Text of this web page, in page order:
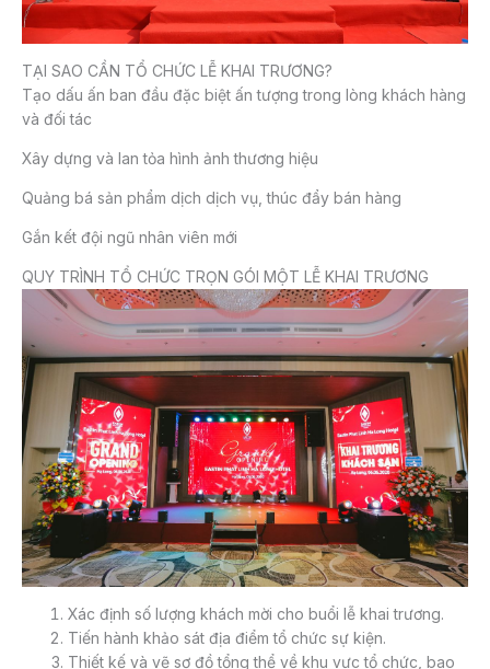
TẠI SAO CẦN TỔ CHỨC LỄ KHAI TRƯƠNG?
Tạo dấu ấn ban đầu đặc biệt ấn tượng trong lòng khách hàng
và đối tác
Xây dựng và lan tỏa hình ảnh thương hiệu
Quảng bá sản phẩm dịch dịch vụ, thúc đẩy bán hàng
Gắn kết đội ngũ nhân viên mới
QUY TRÌNH TỔ CHỨC TRỌN GÓI MỘT LỄ KHAI TRƯƠNG
Xác định số lượng khách mời cho buổi lễ khai trương.
Tiến hành khảo sát địa điểm tổ chức sự kiện.
Thiết kế và vẽ sơ đồ tổng thể về khu vực tổ chức, bao